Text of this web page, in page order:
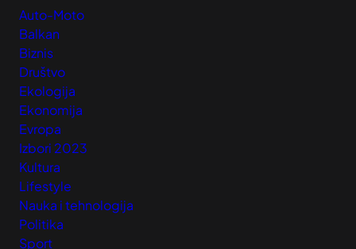
Auto-Moto
Balkan
Biznis
Društvo
Ekologija
Ekonomija
Evropa
Izbori 2023
Kultura
Lifestyle
Nauka i tehnologija
Politika
Sport